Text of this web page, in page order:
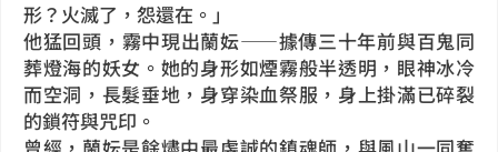
形？火滅了，怨還在。」
他猛回頭，霧中現出蘭妘——據傳三十年前與百鬼同
葬燈海的妖女。她的身形如煙霧般半透明，眼神冰冷
而空洞，長髮垂地，身穿染血祭服，身上掛滿已碎裂
的鎖符與咒印。